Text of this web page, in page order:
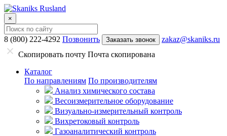
×
8 (800) 222-4292 Позвонить Заказать звонок
zakaz@skaniks.ru
Скопировать почту Почта скопирована
Каталог
По направлениям По производителям
Анализ химического состава
Весоизмерительное оборудование
Визуально-измерительный контроль
Вихретоковый контроль
Газоаналитический контроль